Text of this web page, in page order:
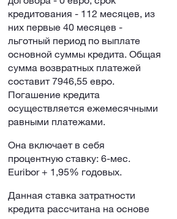
кредитования - 112 месяцев, из
них первые 40 месяцев -
льготный период по выплате
основной суммы кредита. Общая
сумма возвратных платежей
составит 7946,55 евро.
Погашение кредита
осуществляется ежемесячными
равными платежами.
Она включает в себя
процентную ставку: 6-мес.
Euribor + 1,95% годовых.
Данная ставка затратности
кредита рассчитана на основе